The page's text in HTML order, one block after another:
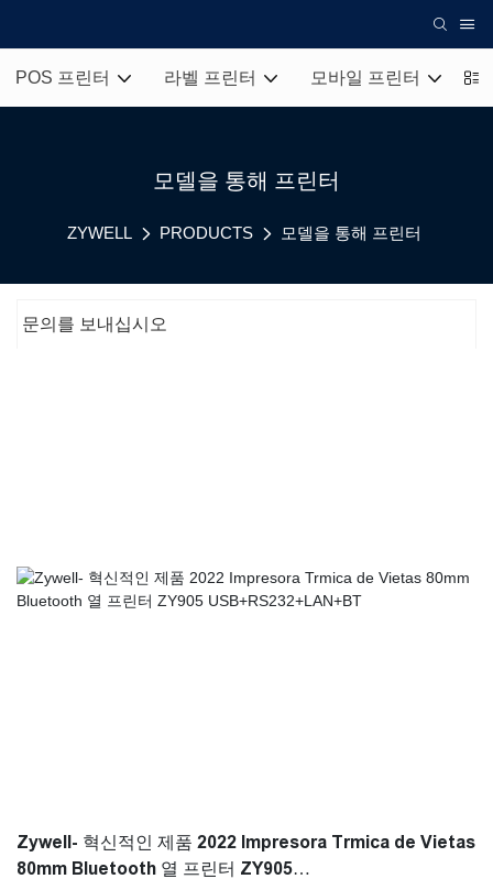
POS 프린터 라벨 프린터 모바일 프린터
모델을 통해 프린터
ZYWELL PRODUCTS 모델을 통해 프린터
문의를 보내십시오
Zywell- 혁신적인 제품 2022 Impresora Trmica de Vietas
80mm Bluetooth 열 프린터 ZY905